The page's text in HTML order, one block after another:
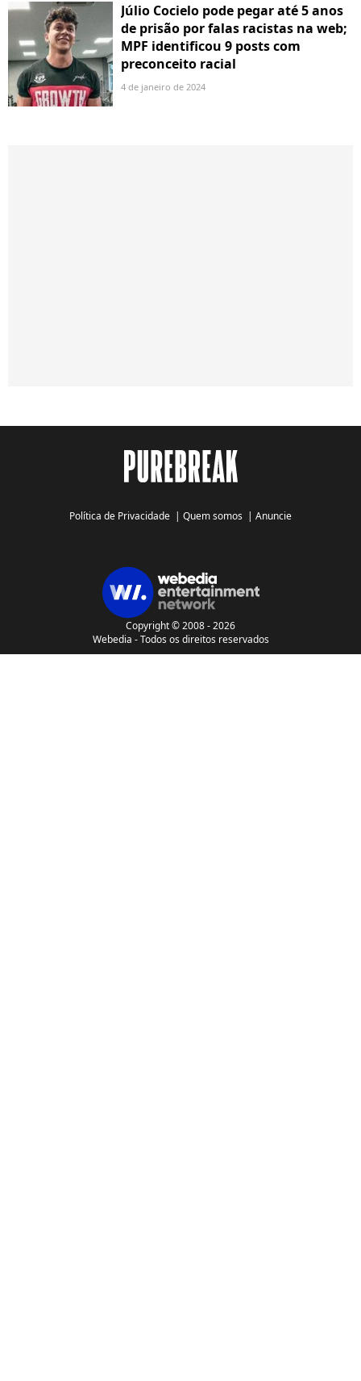
Júlio Cocielo pode pegar até 5 anos
de prisão por falas racistas na web;
MPF identificou 9 posts com
preconceito racial
4 de janeiro de 2024
Política de Privacidade | Quem somos | Anuncie
Copyright © 2008 - 2026
Webedia - Todos os direitos reservados